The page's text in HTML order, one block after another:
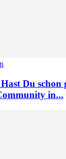
Du schon
in...